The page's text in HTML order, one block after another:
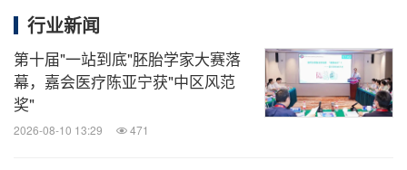
行业新闻
第十届"一站到底"胚胎学家大赛落
幕，嘉会医疗陈亚宁获"中区风范
奖"
2026-08-10 13:29 471